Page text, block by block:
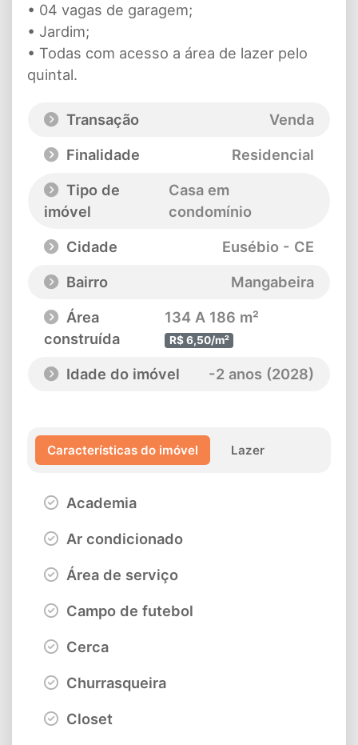
• 04 vagas de garagem;
• Jardim;
• Todas com acesso a área de lazer pelo
quintal.
Transação
Venda
Finalidade
Residencial
Tipo de
imóvel
Casa em
condomínio
Cidade
Eusébio - CE
Bairro
Mangabeira
Área
construída
134 A 186 m²
R$ 6,50/m²
Idade do imóvel -2 anos (2028)
Características do imóvel Lazer
Academia
Ar condicionado
Área de serviço
Campo de futebol
Cerca
Churrasqueira
Closet